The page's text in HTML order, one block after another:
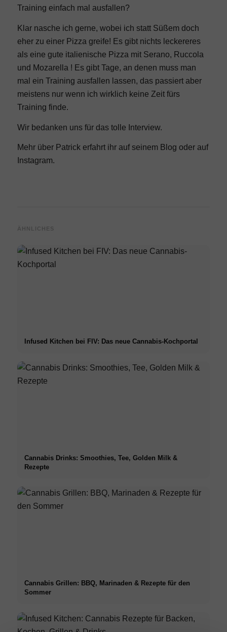
Training einfach mal ausfallen?
Klar nasche ich gerne, wobei ich statt Süßem doch
eher zu einer Pizza greife! Es gibt nichts leckereres
als eine gute italienische Pizza mit Serano, Ruccola
und Mozarella ! Es gibt Tage, an denen muss man
mal ein Training ausfallen lassen, das passiert aber
meistens nur wenn ich wirklich keine Zeit fürs
Training finde.
Wir bedanken uns für das tolle Interview.
Mehr über Patrick erfahrt ihr auf seinem Blog oder auf
Instagram.
ÄHNLICHES
Infused Kitchen bei FIV: Das neue Cannabis-Kochportal
Cannabis Drinks: Smoothies, Tee, Golden Milk &
Rezepte
Cannabis Grillen: BBQ, Marinaden & Rezepte für den
Sommer